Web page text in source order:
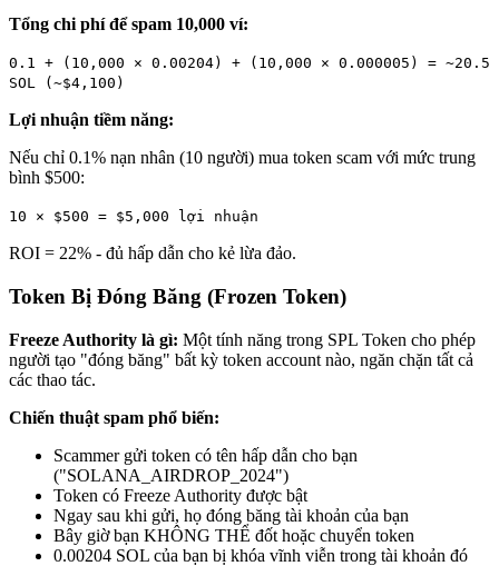
Tổng chi phí để spam 10,000 ví:
0.1 + (10,000 × 0.00204) + (10,000 × 0.000005) = ~20.5
SOL (~$4,100)
Lợi nhuận tiềm năng:
Nếu chỉ 0.1% nạn nhân (10 người) mua token scam với mức trung
bình $500:
10 × $500 = $5,000 lợi nhuận
ROI = 22% - đủ hấp dẫn cho kẻ lừa đảo.
Token Bị Đóng Băng (Frozen Token)
Freeze Authority là gì: Một tính năng trong SPL Token cho phép
người tạo "đóng băng" bất kỳ token account nào, ngăn chặn tất cả
các thao tác.
Chiến thuật spam phổ biến:
Scammer gửi token có tên hấp dẫn cho bạn
("SOLANA_AIRDROP_2024")
Token có Freeze Authority được bật
Ngay sau khi gửi, họ đóng băng tài khoản của bạn
Bây giờ bạn KHÔNG THỂ đốt hoặc chuyển token
0.00204 SOL của bạn bị khóa vĩnh viễn trong tài khoản đó